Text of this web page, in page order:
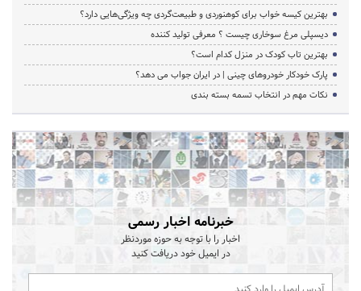
بهترین کیسه خواب برای کوهنوردی و طبیعت‌گردی چه ویژگی‌هایی دارد؟
دیسپلی مرغ سوخاری چیست ؟ معرفی تولید کننده
بهترین تاب کودک در منزل کدام است؟
پارک خودکار خودروهای چینی | در ایران جواب می دهد؟
نکات مهم در انتخاب تسمه بسته بندی
خبرنامه اخبار رسمی
اخبار را با توجه به حوزه موردنظر
در ایمیل خود دریافت کنید